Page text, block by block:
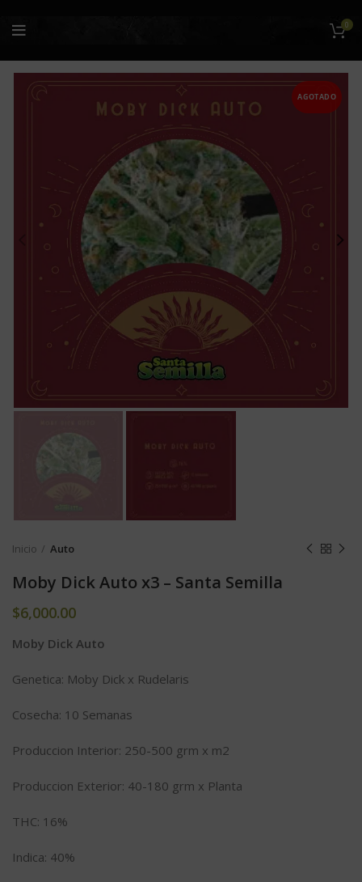
0
AGOTADO
Inicio Auto
Moby Dick Auto x3 – Santa Semilla
$6,000.00
Moby Dick Auto
Genetica: Moby Dick x Rudelaris
Cosecha: 10 Semanas
Produccion Interior: 250-500 grm x m2
Produccion Exterior: 40-180 grm x Planta
THC: 16%
Indica: 40%